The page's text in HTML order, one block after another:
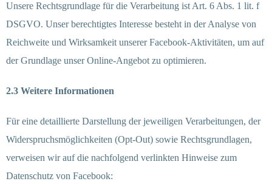
Unsere Rechtsgrundlage für die Verarbeitung ist Art. 6 Abs. 1 lit. f
DSGVO. Unser berechtigtes Interesse besteht in der Analyse von
Reichweite und Wirksamkeit unserer Facebook-Aktivitäten, um auf
der Grundlage unser Online-Angebot zu optimieren.
2.3 Weitere Informationen
Für eine detaillierte Darstellung der jeweiligen Verarbeitungen, der
Widerspruchsmöglichkeiten (Opt-Out) sowie Rechtsgrundlagen,
verweisen wir auf die nachfolgend verlinkten Hinweise zum
Datenschutz von Facebook: